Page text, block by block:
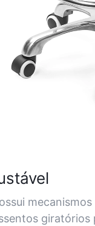
giratórios